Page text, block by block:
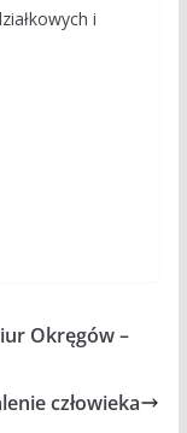
i
Okręgów –
człowieka